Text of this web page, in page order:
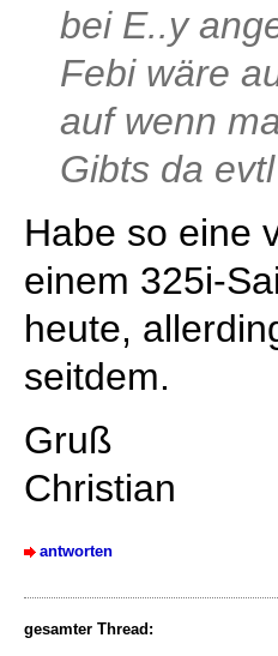
bei E..y
Febi wäre
auf wenn
Gibts da
Habe so eine
einem 325i-
heute,
seitdem.
Gruß
Christian
antworten
gesamter Thread: